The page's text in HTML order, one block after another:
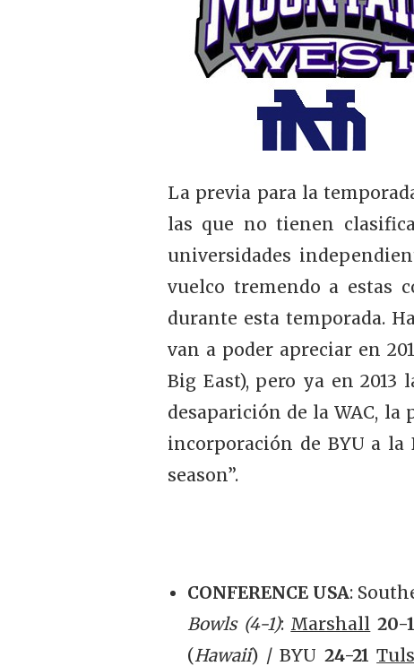
La previa para la
las que no tienen
universidades
vuelco tremendo a estas
durante esta temporada.
van a poder apreciar en
Big East), pero ya en
desaparición de la WAC, la
incorporación de BYU a
season”.
CONFERENCE USA:
Bowls (4-1): Marshall 20-
(Hawaii) / BYU 24-21